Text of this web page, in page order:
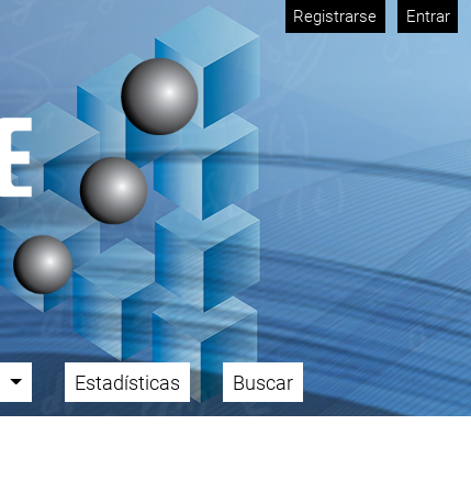
Registrarse Entrar
Estadísticas Buscar